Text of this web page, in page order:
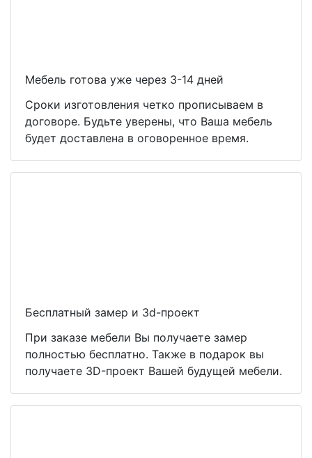
Мебель готова уже через 3-14 дней
Сроки изготовления четко прописываем в
договоре. Будьте уверены, что Ваша мебель
будет доставлена в оговоренное время.
Бесплатный замер и 3d-проект
При заказе мебели Вы получаете замер
полностью бесплатно. Также в подарок вы
получаете 3D-проект Вашей будущей мебели.